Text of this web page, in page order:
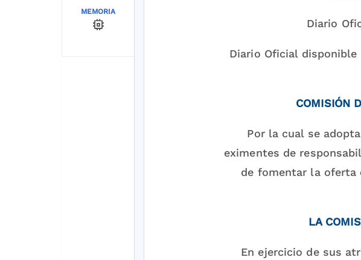
MEMORIA
memory Diario
Diario Oficial
COMISIÓN
Por la cual se
eximentes de
de fomentar la oferta
LA
En ejercicio de sus